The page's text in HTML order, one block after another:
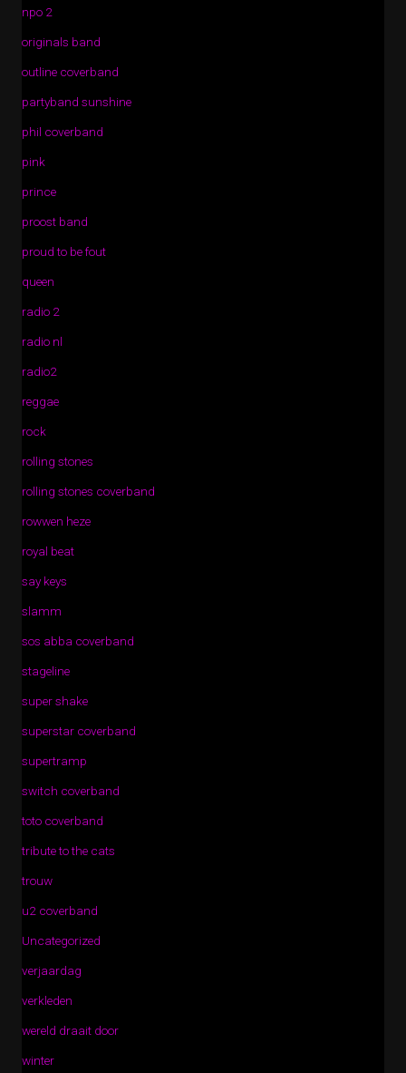
npo 2
originals band
outline coverband
partyband sunshine
phil coverband
pink
prince
proost band
proud to be fout
queen
radio 2
radio nl
radio2
reggae
rock
rolling stones
rolling stones coverband
rowwen heze
royal beat
say keys
slamm
sos abba coverband
stageline
super shake
superstar coverband
supertramp
switch coverband
toto coverband
tribute to the cats
trouw
u2 coverband
Uncategorized
verjaardag
verkleden
wereld draait door
winter